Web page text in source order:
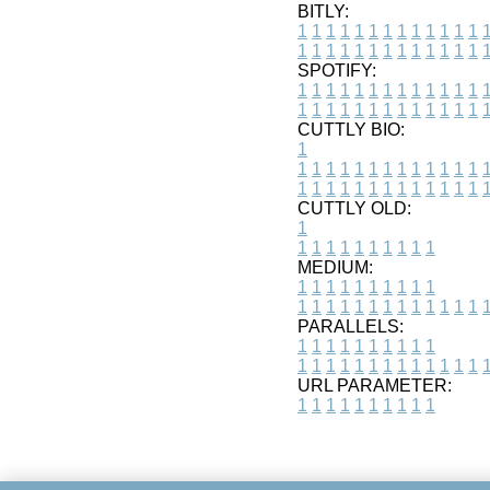
BITLY:
1 1 1 1 1 1 1 1 1 1 1 1 1 1
1 1 1 1 1 1 1 1 1 1 1 1 1 1
SPOTIFY:
1 1 1 1 1 1 1 1 1 1 1 1 1 1
1 1 1 1 1 1 1 1 1 1 1 1 1 1
CUTTLY BIO:
1
1 1 1 1 1 1 1 1 1 1 1 1 1 1
1 1 1 1 1 1 1 1 1 1 1 1 1 1
CUTTLY OLD:
1
1 1 1 1 1 1 1 1 1 1
MEDIUM:
1 1 1 1 1 1 1 1 1 1
1 1 1 1 1 1 1 1 1 1 1 1 1 1
PARALLELS:
1 1 1 1 1 1 1 1 1 1
1 1 1 1 1 1 1 1 1 1 1 1 1 1
URL PARAMETER:
1 1 1 1 1 1 1 1 1 1